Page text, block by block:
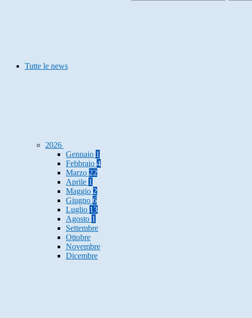
Tutte le news
2026
Gennaio 1
Febbraio 4
Marzo 22
Aprile 1
Maggio 2
Giugno 6
Luglio 13
Agosto 1
Settembre
Ottobre
Novembre
Dicembre